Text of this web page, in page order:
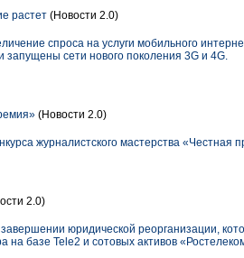
растет (Новости 2.0)
спроса на услуги мобильного
запущены сети нового поколения 3G и 4G.
(Новости 2.0)
журналистского мастерства
2.0)
юридической реорганизации,
на базе Tele2 и сотовых активов